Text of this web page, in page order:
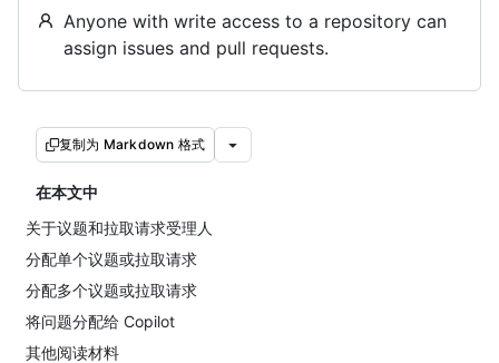
Anyone with write access to a repository can
assign issues and pull requests.
复制为 Markdown 格式
在本文中
关于议题和拉取请求受理人
分配单个议题或拉取请求
分配多个议题或拉取请求
将问题分配给 Copilot
其他阅读材料